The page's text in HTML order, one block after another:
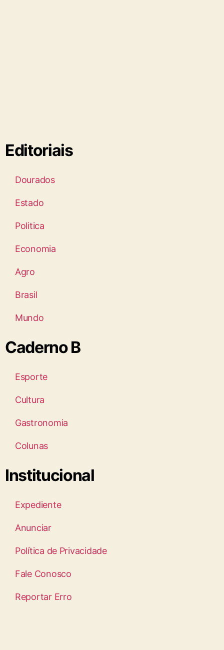
Editoriais
Dourados
Estado
Politica
Economia
Agro
Brasil
Mundo
Caderno B
Esporte
Cultura
Gastronomia
Colunas
Institucional
Expediente
Anunciar
Política de Privacidade
Fale Conosco
Reportar Erro